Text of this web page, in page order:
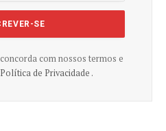
com nossos termos e
Política de Privacidade .